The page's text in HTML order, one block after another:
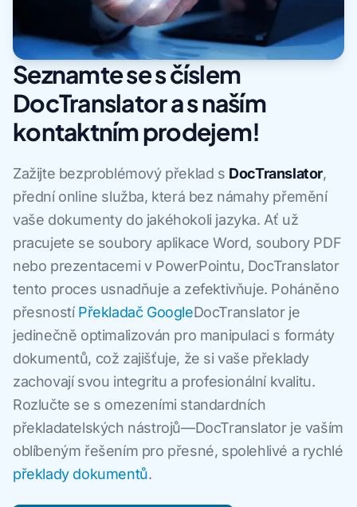
Seznamte se s číslem
DocTranslator a s naším
kontaktním prodejem!
Zažijte bezproblémový překlad s DocTranslator,
přední online služba, která bez námahy přemění
vaše dokumenty do jakéhokoli jazyka. Ať už
pracujete se soubory aplikace Word, soubory PDF
nebo prezentacemi v PowerPointu, DocTranslator
tento proces usnadňuje a zefektivňuje. Poháněno
přesnostíPřekladač GoogleDocTranslator je
jedinečně optimalizován pro manipulaci s formáty
dokumentů, což zajišťuje, že si vaše překlady
zachovají svou integritu a profesionální kvalitu.
Rozlučte se s omezeními standardních
překladatelských nástrojů—DocTranslator je vaším
oblíbeným řešením pro přesné, spolehlivé a rychlé
překlady dokumentů.